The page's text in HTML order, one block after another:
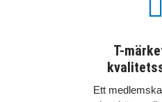

T-
Ett